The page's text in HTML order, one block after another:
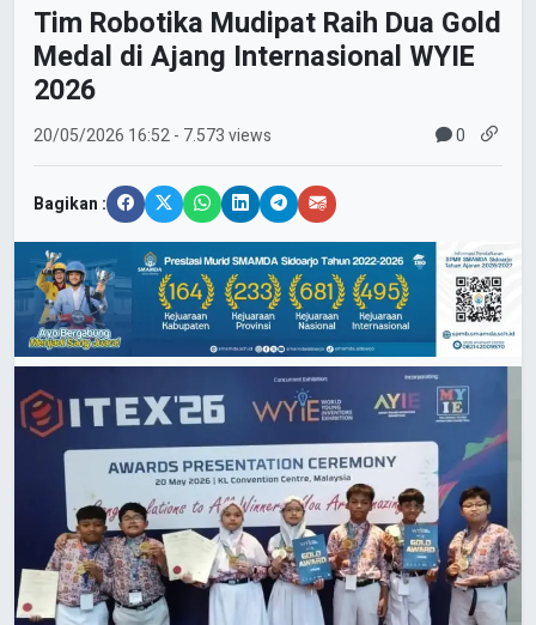
Tim Robotika Mudipat Raih Dua Gold
Medal di Ajang Internasional WYIE
2026
20/05/2026 16:52- 7.573 views 0
Bagikan :